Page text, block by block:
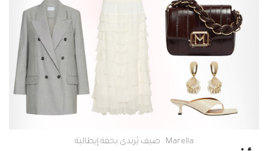
Marella.. صيف يُرتدى بخفة إيطالية